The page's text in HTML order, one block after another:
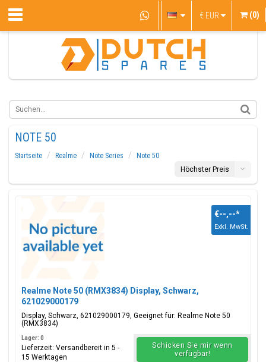
€ EUR (0)
NOTE 50
Startseite Realme Note Series
Note 50
Höchster Preis
Realme Note 50 (RMX3834) Display, Schwarz,
621029000179
Display, Schwarz, 621029000179, Geeignet für: Realme Note 50
(RMX3834)
€--,--*
Exkl. MwSt.
Lager: 0
Lieferzeit: Versandbereit in 5 -
15 Werktagen
Schicken Sie mir wenn
verfügbar!